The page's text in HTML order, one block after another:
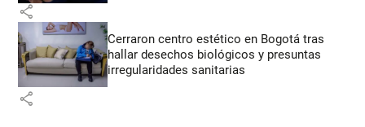
share
Cerraron centro estético en Bogotá tras
hallar desechos biológicos y presuntas
irregularidades sanitarias
share